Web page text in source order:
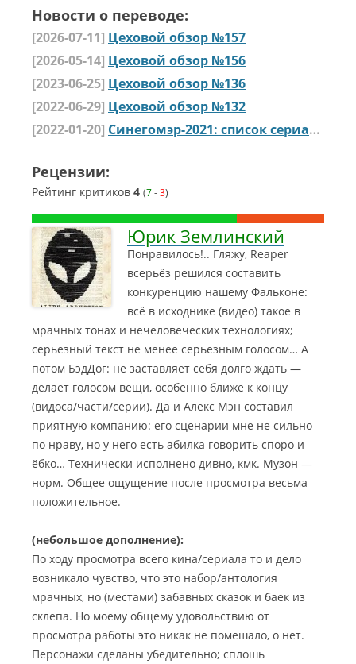
Новости о переводе:
[2026-07-11] Цеховой обзор №157
[2026-05-14] Цеховой обзор №156
[2023-06-25] Цеховой обзор №136
[2022-06-29] Цеховой обзор №132
[2022-01-20] Синегомэр-2021: список сериальных номинантов
Рецензии:
Рейтинг критиков 4 (7-3)
Юрик Землинский
Понравилось!.. Гляжу, Reaper
всерьёз решился составить
конкуренцию нашему Фальконе:
всё в исходнике (видео) такое в
мрачных тонах и нечеловеческих технологиях;
серьёзный текст не менее серьёзным голосом… А
потом БэдДог: не заставляет себя долго ждать —
делает голосом вещи, особенно ближе к концу
(видоса/части/серии). Да и Алекс Мэн составил
приятную компанию: его сценарии мне не сильно
по нраву, но у него есть абилка говорить споро и
ёбко… Технически исполнено дивно, кмк. Музон —
норм. Общее ощущение после просмотра весьма
положительное.
(небольшое дополнение):
По ходу просмотра всего кина/сериала то и дело
возникало чувство, что это набор/антология
мрачных, но (местами) забавных сказок и баек из
склепа. Но моему общему удовольствию от
просмотра работы это никак не помешало, о нет.
Персонажи сделаны убедительно; сплошь